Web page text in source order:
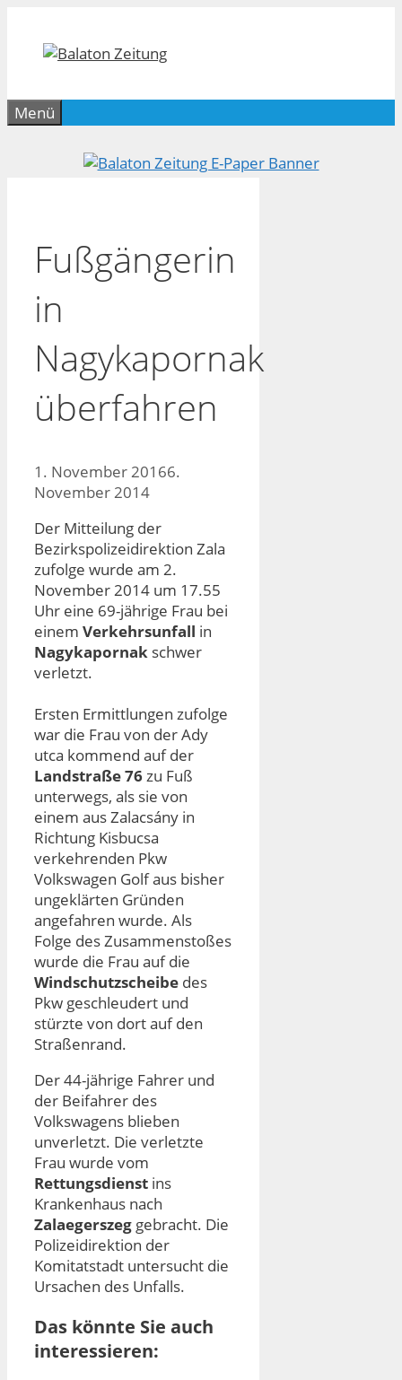
springen
Menü
Fußgängerin
in
Nagykapornak
überfahren
1. November 20166.
November 2014
Der Mitteilung der
Bezirkspolizeidirektion Zala
zufolge wurde am 2.
November 2014 um 17.55
Uhr eine 69-jährige Frau bei
einem Verkehrsunfall in
Nagykapornak schwer
verletzt.
Ersten Ermittlungen zufolge
war die Frau von der Ady
utca kommend auf der
Landstraße 76zu Fuß
unterwegs, als sie von
einem aus Zalacsány in
Richtung Kisbucsa
verkehrenden Pkw
Volkswagen Golf aus bisher
ungeklärten Gründen
angefahren wurde. Als
Folge des Zusammenstoßes
wurde die Frau auf die
Windschutzscheibe des
Pkw geschleudert und
stürzte von dort auf den
Straßenrand.
Der 44-jährige Fahrer und
der Beifahrer des
Volkswagens blieben
unverletzt. Die verletzte
Frau wurde vom
Rettungsdienst ins
Krankenhaus nach
Zalaegerszeg gebracht. Die
Polizeidirektion der
Komitatstadt untersucht die
Ursachen des Unfalls.
Das könnte Sie auch
interessieren: